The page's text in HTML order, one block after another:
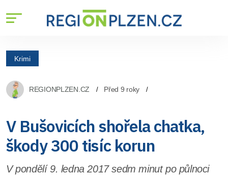
Krimi
REGIONPLZEN.CZ Před 9 roky
V Bušovicích shořela chatka,
škody 300 tisíc korun
V pondělí 9. ledna 2017 sedm minut po půlnoci